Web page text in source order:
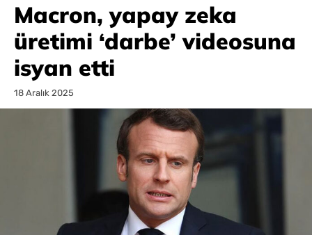
Macron, yapay zeka
üretimi ‘darbe’ videosuna
isyan etti
18 Aralık 2025